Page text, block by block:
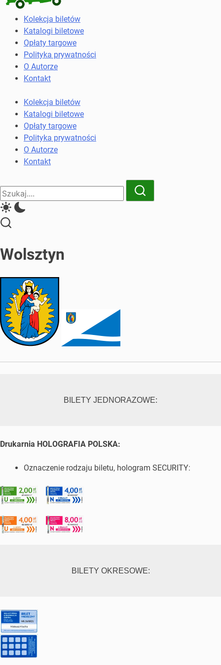
Kolekcja
biletów
komunikacji
miejskiej
kolejowych
Kolekcja biletów
Katalogi biletowe
Opłaty targowe
Polityka prywatności
O Autorze
Kontakt
Kolekcja biletów
Katalogi biletowe
Opłaty targowe
Polityka prywatności
O Autorze
Kontakt
Close
Search
Search
Wolsztyn
BILETY JEDNORAZOWE:
Drukarnia HOLOGRAFIA POLSKA:
Oznaczenie rodzaju biletu, hologram SECURITY:
BILETY OKRESOWE: